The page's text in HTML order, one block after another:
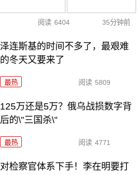
阅读 6404 35分钟前
泽连斯基的时间不多了，最艰难
的冬天又要来了
最热 阅读 5809
125万还是5万？俄乌战损数字背
后的\"三国杀\"
最热 阅读 4771
对检察官体系下手！李在明要打